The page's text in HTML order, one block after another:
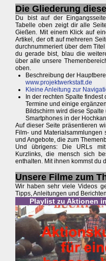
Die Gliederung
Du bist auf der
Tabelle oben zeigt dir alle
Gießen. Mit einem Klick auf
Artikel, der oft auf mehreren
durchnummeriert über dem
du gerade bist, blau die
über alle unsere
oben.
Beschreibung der
www.projektwerkstatt.de
Kleine Anleitung zur
In der rechten Spalte
Termine und einige
Bildschirm wird diese
Smartphones in der
Auf dieser Seite präsentieren
Film- und
und Angebote, die zum
Und übrigens: Die URLs
Kurzlinks, die mensch sich
enthalten. Mit ihnen kommst du
Unsere Filme zum
Wir haben sehr viele Videos
Tipps, Anleitungen und
Playlist zu Aktionen